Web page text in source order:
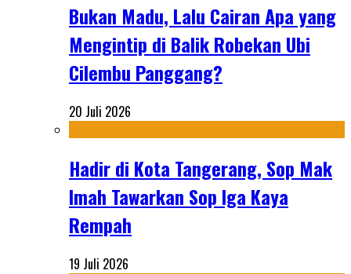
Bukan Madu, Lalu Cairan Apa yang
Mengintip di Balik Robekan Ubi
Cilembu Panggang?
20 Juli 2026
Hadir di Kota Tangerang, Sop Mak
Imah Tawarkan Sop Iga Kaya
Rempah
19 Juli 2026